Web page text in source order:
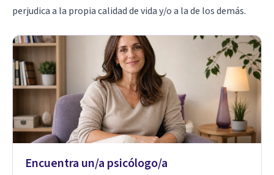
perjudica a la propia calidad de vida y/o a la de los demás.
Encuentra un/a psicólogo/a